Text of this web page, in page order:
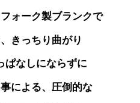
ォーク製ブランクで
きっちり曲がり
ぱなしにならずに
による、圧倒的な